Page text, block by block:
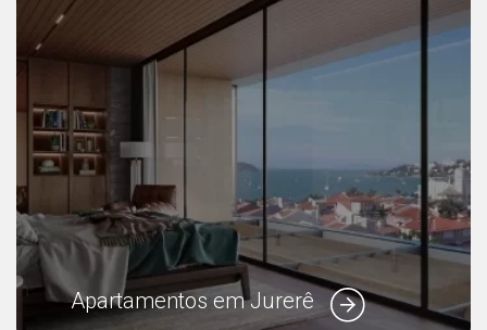
Apartamentos em Jurerê